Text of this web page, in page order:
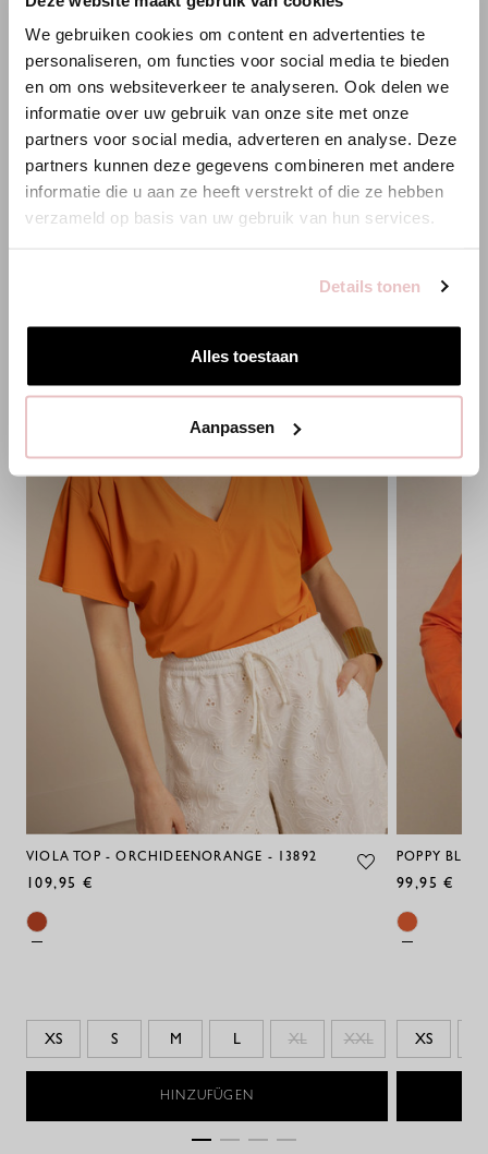
We gebruiken cookies om content en advertenties te
personaliseren, om functies voor social media te bieden
en om ons websiteverkeer te analyseren. Ook delen we
informatie over uw gebruik van onze site met onze
partners voor social media, adverteren en analyse. Deze
partners kunnen deze gegevens combineren met andere
informatie die u aan ze heeft verstrekt of die ze hebben
verzameld op basis van uw gebruik van hun services.
Details tonen
Alles toestaan
Aanpassen
XS S M L XL XXL
HINZUFÜGEN
XS
VIOLA TOP - ORCHIDEENORANGE - 13892
109,95 €
XS S M L XL XXL
HINZUFÜGEN
POPPY
99,95 €
XS
WILLKOMMEN BEI STUDIO
ANNELOES
Es scheint, dass du uns von einem anderen Land aus
Bist du am richtigen Ort?
Zur niederländischen Seite wechseln